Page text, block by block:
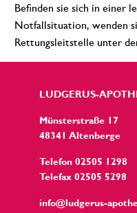
Befinden sie sich in einer
Notfallsituation, wenden
Rettungsleitstelle unter
LUDGERUS-
Münsterstraße 17
48341 Altenberge
Telefon 02505 1298
Telefax 02505 5298
info@ludgerus-